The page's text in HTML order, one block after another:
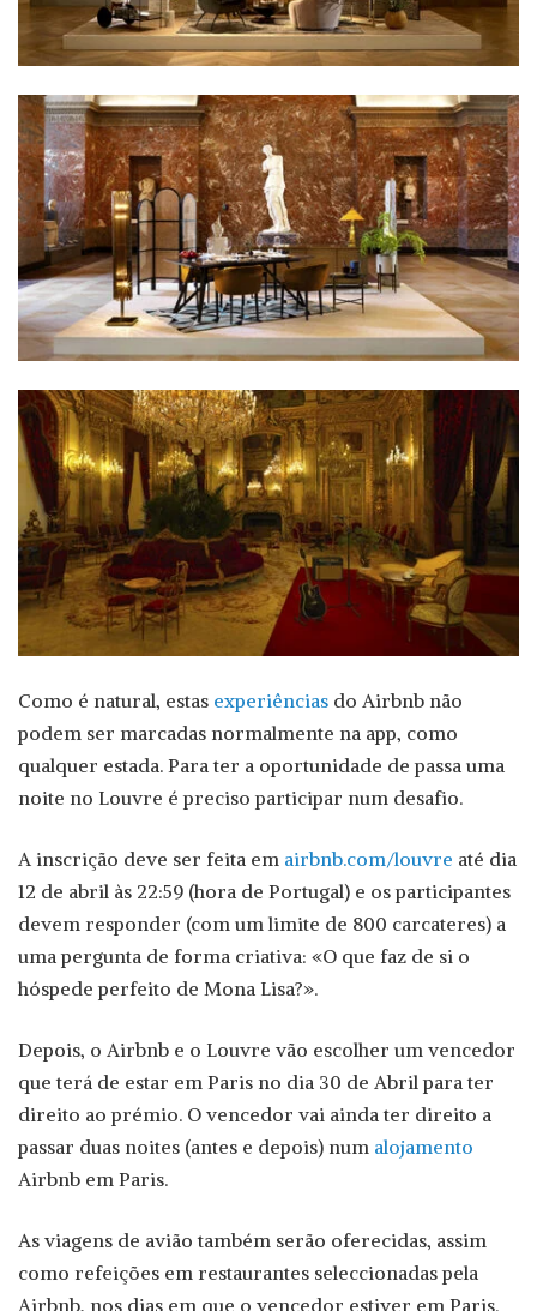
Como é natural, estas experiências do Airbnb não
podem ser marcadas normalmente na app, como
qualquer estada. Para ter a oportunidade de passa uma
noite no Louvre é preciso participar num desafio.
A inscrição deve ser feita em airbnb.com/louvre até dia
12 de abril às 22:59 (hora de Portugal) e os participantes
devem responder (com um limite de 800 carcateres) a
uma pergunta de forma criativa: «O que faz de si o
hóspede perfeito de Mona Lisa?».
Depois, o Airbnb e o Louvre vão escolher um vencedor
que terá de estar em Paris no dia 30 de Abril para ter
direito ao prémio. O vencedor vai ainda ter direito a
passar duas noites (antes e depois) num alojamento
Airbnb em Paris.
As viagens de avião também serão oferecidas, assim
como refeições em restaurantes seleccionadas pela
Airbnb, nos dias em que o vencedor estiver em Paris.